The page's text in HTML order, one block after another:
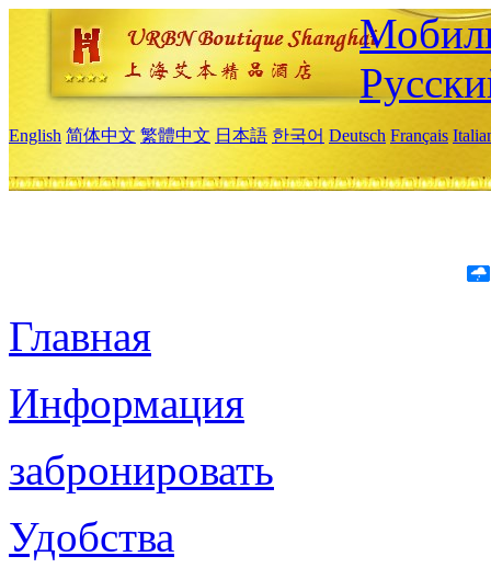
English 简体中文 繁體中文 日本語 한국어 Deutsch Français
Главная
Информация
забронировать
Удобства